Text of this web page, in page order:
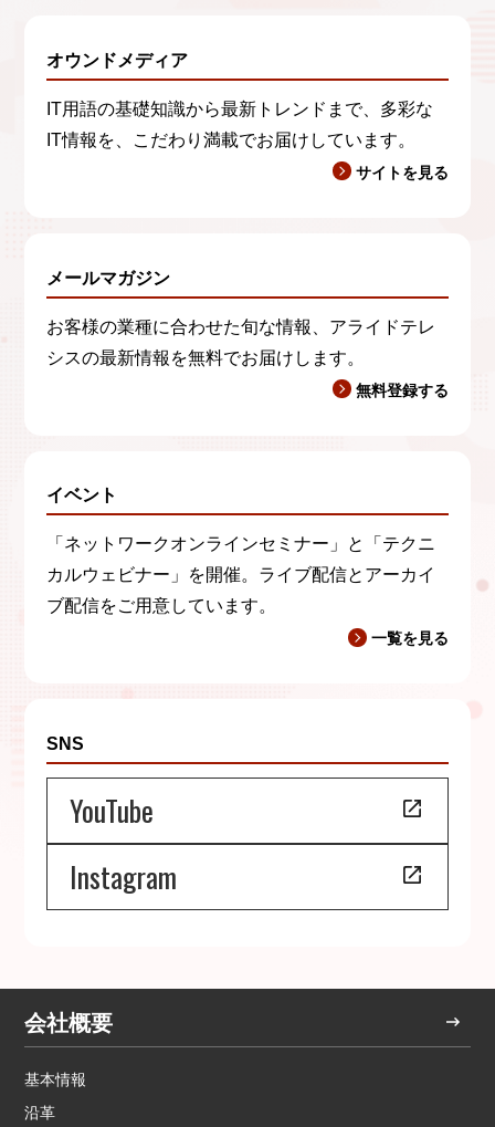
オウンドメディア
IT用語の基礎知識から最新トレンドまで、多彩な
IT情報を、こだわり満載でお届けしています。
サイトを見る
メールマガジン
お客様の業種に合わせた旬な情報、アライドテレ
シスの最新情報を無料でお届けします。
無料登録する
イベント
「ネットワークオンラインセミナー」と「テクニ
カルウェビナー」を開催。ライブ配信とアーカイ
ブ配信をご用意しています。
一覧を見る
SNS
YouTube
Instagram
会社概要
基本情報
沿革